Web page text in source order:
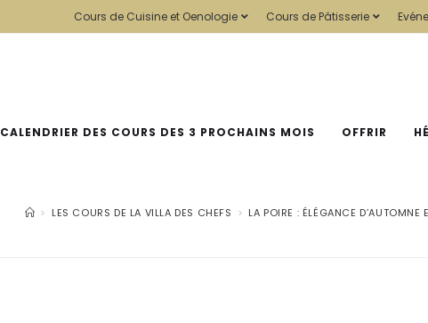
Cours de Cuisine et Oenologie Cours de Pâtisserie
CALENDRIER DES COURS DES 3 PROCHAINS MOIS OFFRIR
> LES COURS DE LA VILLA DES CHEFS > LA POIRE : ÉLÉGANCE D’AUTOMNE